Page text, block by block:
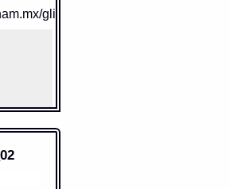
glifo/387_621r_01